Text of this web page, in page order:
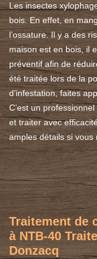
Les insectes
bois. En effet, en
l’ossature. Il y a des
maison est en bois, il
préventif afin de
été traitée lors de la
d’infestation, faites
C’est un
et traiter avec
amples détails si vous
Traitement de
à NTB-40
Donzacq